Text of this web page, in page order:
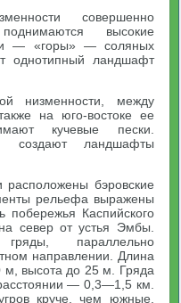
совершенно
высокие
— «горы» — соляных
однотипный ландшафт
низменности, между
на юго-востоке ее
кучевые пески.
создают ландшафты
расположены бэровские
рельефа выражены
побережья Каспийского
север от устья Эмбы.
параллельно
направлении. Длина
высота до 25 м. Гряда
— 0,3—1,5 км.
круче, чем южные.